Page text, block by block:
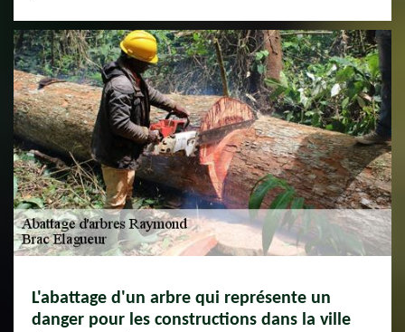
L'abattage d'un arbre qui représente un
danger pour les constructions dans la ville